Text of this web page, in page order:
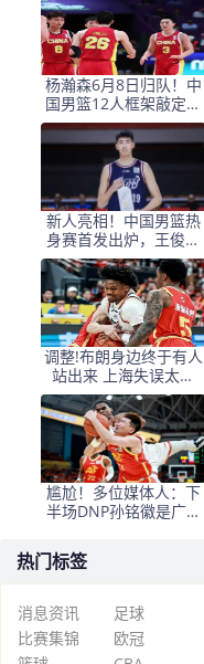
杨瀚森6月8日归队！中
国男篮12人框架敲定，
锋线王牌竟是他？
新人亮相！中国男篮热
身赛首发出炉，王俊杰
领衔+徐昕坐镇禁区
调整!布朗身边终于有人
站出来 上海失误太多
+犯规困扰
尴尬！多位媒体人：下
半场DNP孙铭徽是广厦
热门标签
消息资讯 足球
比赛集锦
欧冠